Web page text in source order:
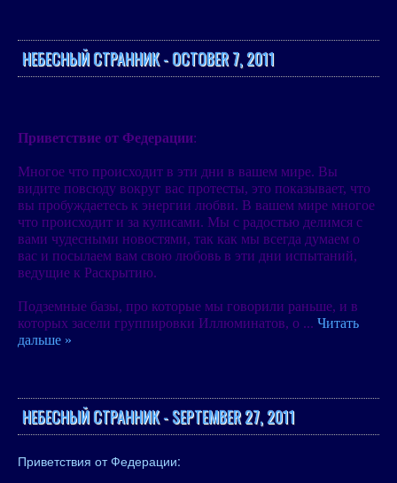
НЕБЕСНЫЙ СТРАННИК - OCTOBER 7, 2011
Приветствие от Федерации:
Многое что происходит в эти дни в вашем мире. Вы
видите повсюду вокруг вас протесты, это показывает, что
вы пробуждаетесь к энергии любви. В вашем мире многое
что происходит и за кулисами. Мы с радостью делимся с
вами чудесными новостями, так как мы всегда думаем о
вас и посылаем вам свою любовь в эти дни испытаний,
ведущие к Раскрытию.
Подземные базы, про которые мы говорили раньше, и в
которых засели группировки Иллюминатов, о ... Читать
дальше »
НЕБЕСНЫЙ СТРАННИК - SEPTEMBER 27, 2011
Приветствия от Федерации: